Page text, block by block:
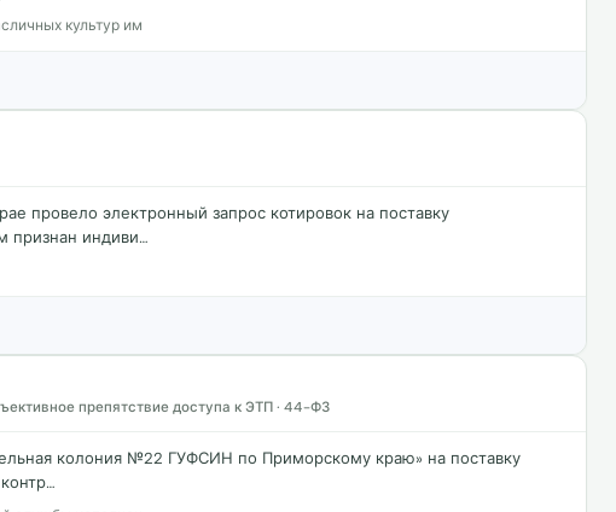
культур им
провело электронный запрос котировок на поставку
признан индиви…
препятствие доступа к ЭТП · 44-ФЗ
колония №22 ГУФСИН по Приморскому краю» на поставку